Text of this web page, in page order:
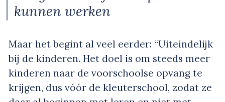
kunnen werken
Maar het begint al veel eerder: “Uiteindelijk
bij de kinderen. Het doel is om steeds meer
kinderen naar de voorschoolse opvang te
krijgen, dus vóór de kleuterschool, zodat ze